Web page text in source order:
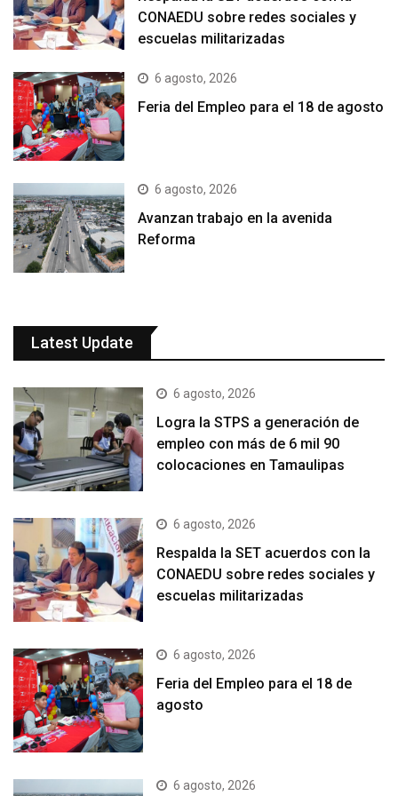
CONAEDU sobre redes sociales y
escuelas militarizadas
6 agosto, 2026
Feria del Empleo para el 18 de agosto
6 agosto, 2026
Avanzan trabajo en la avenida
Reforma
Latest Update
6 agosto, 2026
Logra la STPS a generación de
empleo con más de 6 mil 90
colocaciones en Tamaulipas
6 agosto, 2026
Respalda la SET acuerdos con la
CONAEDU sobre redes sociales y
escuelas militarizadas
6 agosto, 2026
Feria del Empleo para el 18 de
agosto
6 agosto, 2026